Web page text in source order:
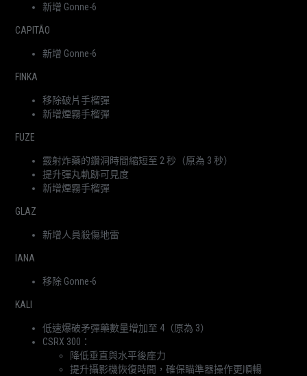
新增 Gonne-6
CAPITÃO
新增 Gonne-6
FINKA
移除破片手榴彈
新增煙霧手榴彈
FUZE
霰射炸藥的鑽洞時間縮短至 2 秒（原為 3 秒）
提升彈丸軌跡可見度
新增煙霧手榴彈
GLAZ
新增人員殺傷地雷
IANA
移除 Gonne-6
KALI
低速爆破矛彈藥數量增加至 4（原為 3）
CSRX 300：
降低垂直與水平後座力
提升攝影機恢復時間，確保瞄準器操作更順暢